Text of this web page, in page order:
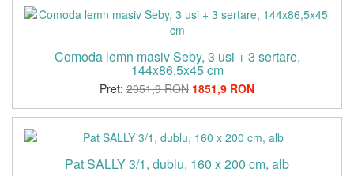
Comoda lemn masiv Seby, 3 usi + 3 sertare,
144x86,5x45 cm
Pret: 2051,9 RON 1851,9 RON
Pat SALLY 3/1, dublu, 160 x 200 cm, alb